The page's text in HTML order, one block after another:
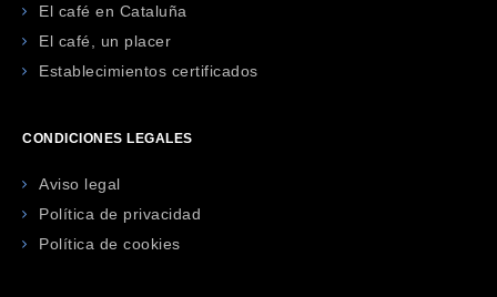
El café en Cataluña
El café, un placer
Establecimientos certificados
CONDICIONES LEGALES
Aviso legal
Política de privacidad
Política de cookies